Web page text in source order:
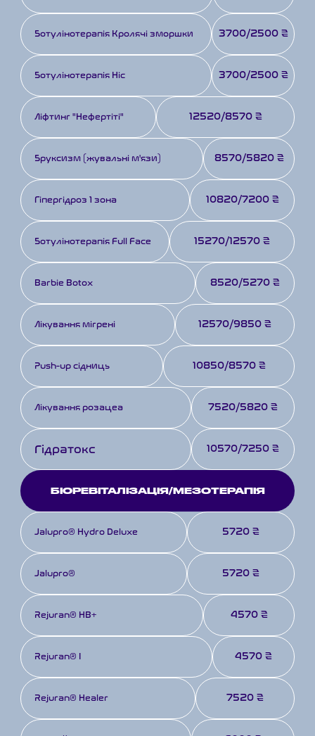
Ботулінотерапія Кролячі зморшки 3700/2500 ₴
Ботулінотерапія Ніс 3700/2500 ₴
Ліфтинг "Нефертіті" 12520/8570 ₴
Бруксизм (жувальні м'язи) 8570/5820 ₴
Гіпергідроз 1 зона 10820/7200 ₴
Ботулінотерапія Full Face 15270/12570 ₴
Barbie Botox 8520/5270 ₴
Лікування мігрені 12570/9850 ₴
Push-up сідниць 10850/8570 ₴
Лікування розацеа 7520/5820 ₴
Гідратокс 10570/7250 ₴
БІОРЕВІТАЛІЗАЦІЯ/МЕЗОТЕРАПІЯ
Jalupro® Hydro Deluxe 5720 ₴
Jalupro® 5720 ₴
Rejuran® HB+ 4570 ₴
Rejuran® I 4570 ₴
Rejuran® Healer 7520 ₴